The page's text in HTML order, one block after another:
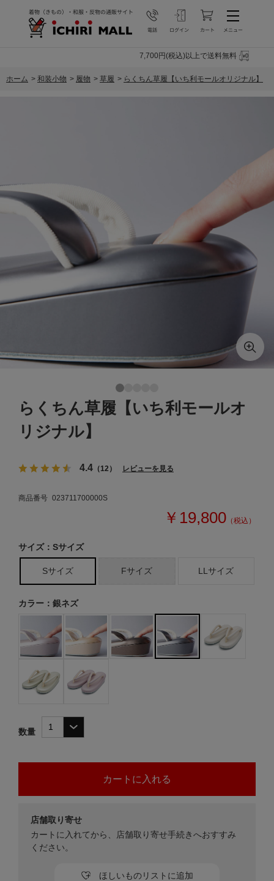
7,700円(税込)以上で送料無料
ホーム > 和装小物 > 履物 > 草履 > らくちん草履【いち利モールオリジナル】
らくちん草履【いち利モールオ
リジナル】
4.4 （12） レビューを見る
商品番号 023711700000S
￥19,800 （税込）
サイズ：Sサイズ
Sサイズ Fサイズ LLサイズ
カラー：銀ネズ
数量
ほしいものリストに追加
店舗取り寄せ
カートに入れてから、店舗取り寄せ手続きへおすすみ
ください。